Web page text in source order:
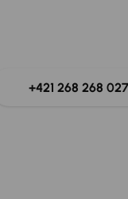
+421 268 268 027